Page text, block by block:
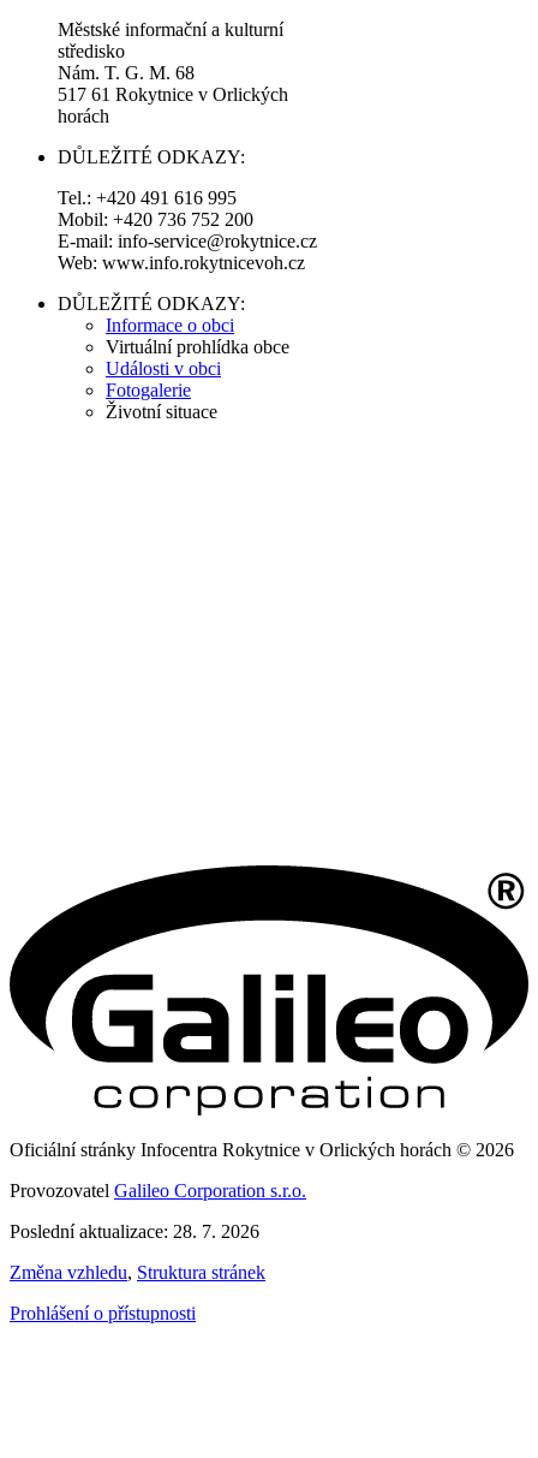
Městské informační a kulturní
středisko
Nám. T. G. M. 68
517 61 Rokytnice v Orlických
horách
DŮLEŽITÉ ODKAZY:
Tel.: +420 491 616 995
Mobil: +420 736 752 200
E-mail: info-service@rokytnice.cz
Web: www.info.rokytnicevoh.cz
DŮLEŽITÉ ODKAZY:
Informace o obci
Virtuální prohlídka obce
Události v obci
Fotogalerie
Životní situace
Oficiální stránky Infocentra Rokytnice v Orlických horách © 2026
Provozovatel Galileo Corporation s.r.o.
Poslední aktualizace: 28. 7. 2026
Změna vzhledu, Struktura stránek
Prohlášení o přístupnosti